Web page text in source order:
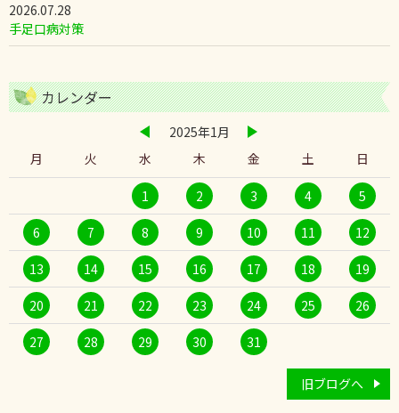
2026.07.28
手足口病対策
カレンダー
2025年1月
月
火 水 木 金 土 日
1 2 3 4 5
6 7 8 9 10 11 12
13 14 15 16 17 18 19
20 21 22 23 24 25 26
27 28 29 30 31
旧ブログへ